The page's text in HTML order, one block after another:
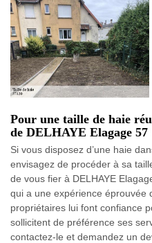
Pour une taille de haie
de DELHAYE Elagage 57
Si vous disposez d’une haie
envisagez de procéder à sa
de vous fier à DELHAYE
qui a une expérience éprouvée
propriétaires lui font confiance
sollicitent de préférence ses
contactez-le et demandez un